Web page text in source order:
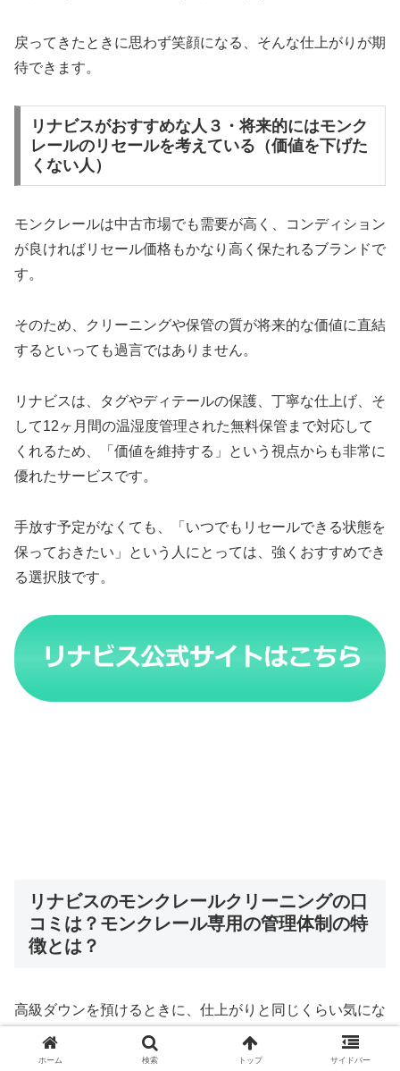
戻ってきたときに思わず笑顔になる、そんな仕上がりが期
待できます。
リナビスがおすすめな人３・将来的にはモンク
レールのリセールを考えている（価値を下げた
くない人）
モンクレールは中古市場でも需要が高く、コンディション
が良ければリセール価格もかなり高く保たれるブランドで
す。
そのため、クリーニングや保管の質が将来的な価値に直結
するといっても過言ではありません。
リナビスは、タグやディテールの保護、丁寧な仕上げ、そ
して12ヶ月間の温湿度管理された無料保管まで対応して
くれるため、「価値を維持する」という視点からも非常に
優れたサービスです。
手放す予定がなくても、「いつでもリセールできる状態を
保っておきたい」という人にとっては、強くおすすめでき
る選択肢です。
リナビスのモンクレールクリーニングの口
コミは？モンクレール専用の管理体制の特
徴とは？
高級ダウンを預けるときに、仕上がりと同じくらい気にな
るのが「預かり中の管理体制」ではないでしょうか。
ホーム 検索 トップ サイドバー